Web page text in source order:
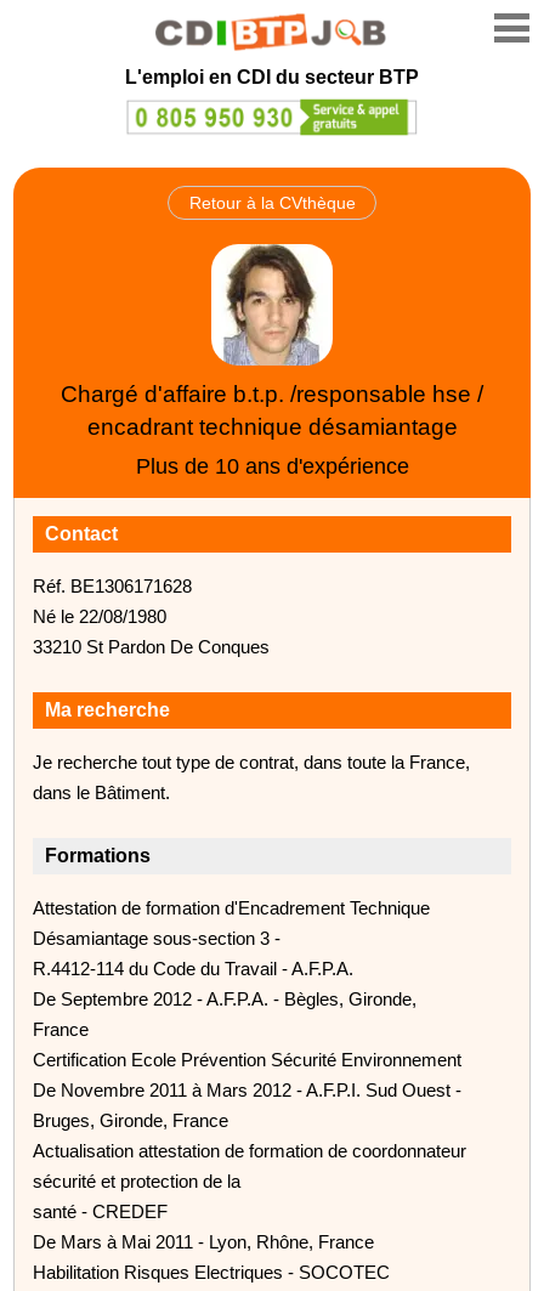
L'emploi en CDI du secteur BTP
Retour à la CVthèque
Chargé d'affaire b.t.p. /responsable hse /
encadrant technique désamiantage
Plus de 10 ans d'expérience
Contact
Réf. BE1306171628
Né le 22/08/1980
33210 St Pardon De Conques
Ma recherche
Je recherche tout type de contrat, dans toute la France,
dans le Bâtiment.
Formations
Attestation de formation d'Encadrement Technique
Désamiantage sous-section 3 -
R.4412-114 du Code du Travail - A.F.P.A.
De Septembre 2012 - A.F.P.A. - Bègles, Gironde,
France
Certification Ecole Prévention Sécurité Environnement
De Novembre 2011 à Mars 2012 - A.F.P.I. Sud Ouest -
Bruges, Gironde, France
Actualisation attestation de formation de coordonnateur
sécurité et protection de la
santé - CREDEF
De Mars à Mai 2011 - Lyon, Rhône, France
Habilitation Risques Electriques - SOCOTEC